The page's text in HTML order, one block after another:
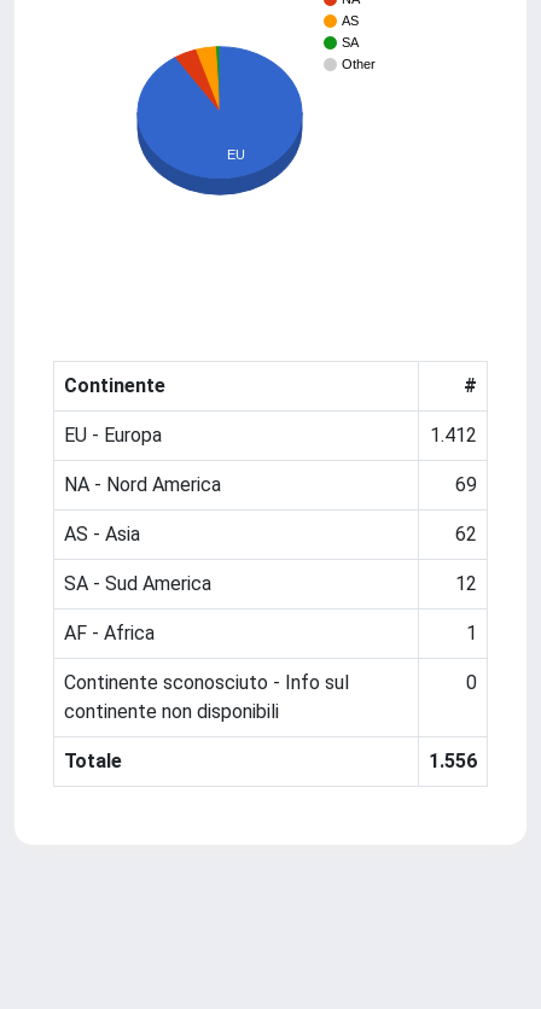
AS
SA
Other
EU
Continente #
EU - Europa 1.412
NA - Nord America 69
AS - Asia 62
SA - Sud America 12
AF - Africa 1
Continente sconosciuto - Info sul
continente non disponibili
0
Totale 1.556